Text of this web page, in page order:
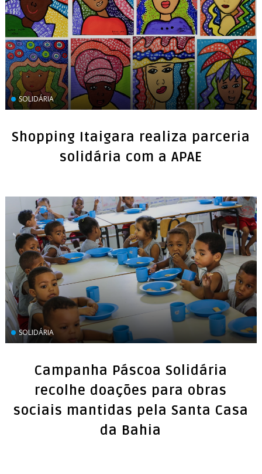
SOLIDÁRIA
Shopping Itaigara realiza parceria
solidária com a APAE
SOLIDÁRIA
Campanha Páscoa Solidária
recolhe doações para obras
sociais mantidas pela Santa Casa